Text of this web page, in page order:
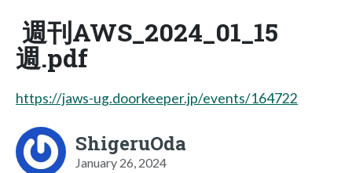
週刊AWS_2024_01_15
週.pdf
https://jaws-ug.doorkeeper.jp/events/164722
ShigeruOda
January 26, 2024